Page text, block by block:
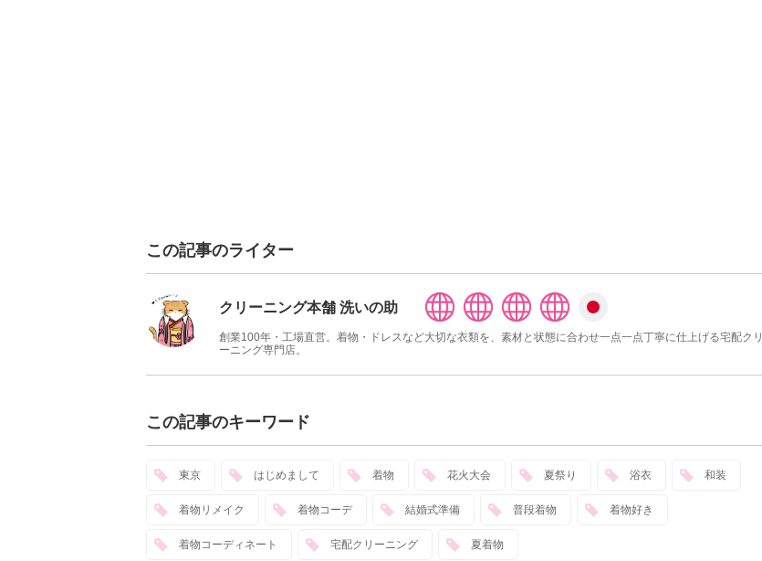
この記事のライター
クリーニング本舗 洗いの助
創業100年・工場直営。着物・ドレスなど大切な衣類を、素材と状態に合わせ一点一点丁寧に仕上げる宅配クリ
ーニング専門店。
この記事のキーワード
東京 はじめまして 着物 花火大会 夏祭り 浴衣 和装
着物リメイク 着物コーデ 結婚式準備 普段着物 着物好き
着物コーディネート 宅配クリーニング 夏着物